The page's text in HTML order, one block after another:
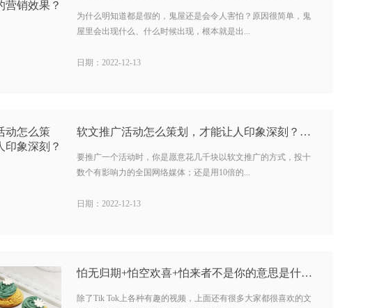
为什么明知道都是假的，鬼屋还是会令人害怕？原因很简单，鬼
屋里会出现什么、什么时候出现，根本就是出...
日期：2022-12-13
软文推广活动怎么策划，才能让人印象深刻？…
要推广一个活动时，你是愿意花几千块以软文推广的方式，投十
数个有影响力的全国网络媒体；还是用10倍的...
日期：2022-12-13
怕无归期+怕空欢喜+怕来者不是你的意思是什么…
除了Tik Tok上各种有趣的视频，上面还有很多大家都很喜欢的文